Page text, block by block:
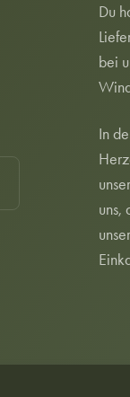
Du
bei
In
uns,